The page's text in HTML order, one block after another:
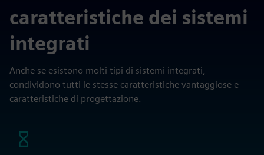
caratteristiche dei sistemi
integrati
Anche se esistono molti tipi di sistemi integrati,
condividono tutti le stesse caratteristiche vantaggiose e
caratteristiche di progettazione.